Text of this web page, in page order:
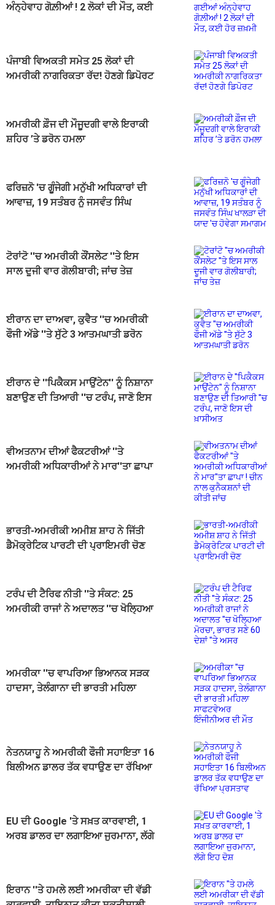
ਅੰਨ੍ਹੇਵਾਹ ਗੋਲ਼ੀਆਂ ! 2 ਲੋਕਾਂ ਦੀ ਮੌਤ, ਕਈ
ਪੰਜਾਬੀ ਵਿਅਕਤੀ ਸਮੇਤ 25 ਲੋਕਾਂ ਦੀ
ਅਮਰੀਕੀ ਨਾਗਰਿਕਤਾ ਰੱਦ! ਹੋਣਗੇ ਡਿਪੋਰਟ
ਅਮਰੀਕੀ ਫ਼ੌਜ ਦੀ ਮੌਜੂਦਗੀ ਵਾਲੇ ਇਰਾਕੀ
ਸ਼ਹਿਰ ’ਤੇ ਡਰੋਨ ਹਮਲਾ
ਫਰਿਜ਼ਨੋ 'ਚ ਗੂੰਜੇਗੀ ਮਨੁੱਖੀ ਅਧਿਕਾਰਾਂ ਦੀ
ਆਵਾਜ਼, 19 ਸਤੰਬਰ ਨੂੰ ਜਸਵੰਤ ਸਿੰਘ
ਟੋਰਾਂਟੋ ''ਚ ਅਮਰੀਕੀ ਕੌਂਸਲੇਟ ''ਤੇ ਇਸ
ਸਾਲ ਦੂਜੀ ਵਾਰ ਗੋਲੀਬਾਰੀ; ਜਾਂਚ ਤੇਜ਼
ਈਰਾਨ ਦਾ ਦਾਅਵਾ, ਕੁਵੈਤ ''ਚ ਅਮਰੀਕੀ
ਫੌਜੀ ਅੱਡੇ ''ਤੇ ਸੁੱਟੇ 3 ਆਤਮਘਾਤੀ ਡਰੋਨ
ਈਰਾਨ ਦੇ ''ਪਿਕੈਕਸ ਮਾਉਂਟੇਨ'' ਨੂੰ ਨਿਸ਼ਾਨਾ
ਬਣਾਉਣ ਦੀ ਤਿਆਰੀ ''ਚ ਟਰੰਪ, ਜਾਣੋ ਇਸ
ਵੀਅਤਨਾਮ ਦੀਆਂ ਫੈਕਟਰੀਆਂ ''ਤੇ
ਅਮਰੀਕੀ ਅਧਿਕਾਰੀਆਂ ਨੇ ਮਾਰ''ਤਾ ਛਾਪਾ
ਭਾਰਤੀ-ਅਮਰੀਕੀ ਅਮੀਸ਼ ਸ਼ਾਹ ਨੇ ਜਿੱਤੀ
ਡੈਮੋਕ੍ਰੇਟਿਕ ਪਾਰਟੀ ਦੀ ਪ੍ਰਾਇਮਰੀ ਚੋਣ
ਟਰੰਪ ਦੀ ਟੈਰਿਫ ਨੀਤੀ ''ਤੇ ਸੰਕਟ: 25
ਅਮਰੀਕੀ ਰਾਜਾਂ ਨੇ ਅਦਾਲਤ ''ਚ ਖੋਲ੍ਹਿਆ
ਅਮਰੀਕਾ ''ਚ ਵਾਪਰਿਆ ਭਿਆਨਕ ਸੜਕ
ਹਾਦਸਾ, ਤੇਲੰਗਾਨਾ ਦੀ ਭਾਰਤੀ ਮਹਿਲਾ
ਨੇਤਨਯਾਹੂ ਨੇ ਅਮਰੀਕੀ ਫੌਜੀ ਸਹਾਇਤਾ 16
ਬਿਲੀਅਨ ਡਾਲਰ ਤੱਕ ਵਧਾਉਣ ਦਾ ਰੱਖਿਆ
EU ਦੀ Google 'ਤੇ ਸਖ਼ਤ ਕਾਰਵਾਈ, 1
ਅਰਬ ਡਾਲਰ ਦਾ ਲਗਾਇਆ ਜੁਰਮਾਨਾ, ਲੱਗੇ
ਇਰਾਨ ''ਤੇ ਹਮਲੇ ਲਈ ਅਮਰੀਕਾ ਦੀ ਵੱਡੀ